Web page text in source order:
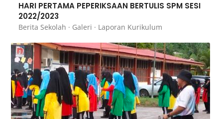
HARI PERTAMA PEPERIKSAAN BERTULIS SPM SESI
2022/2023
Berita Sekolah · Galeri · Laporan Kurikulum